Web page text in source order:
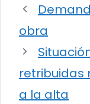
obra
retribuidas
a la alta